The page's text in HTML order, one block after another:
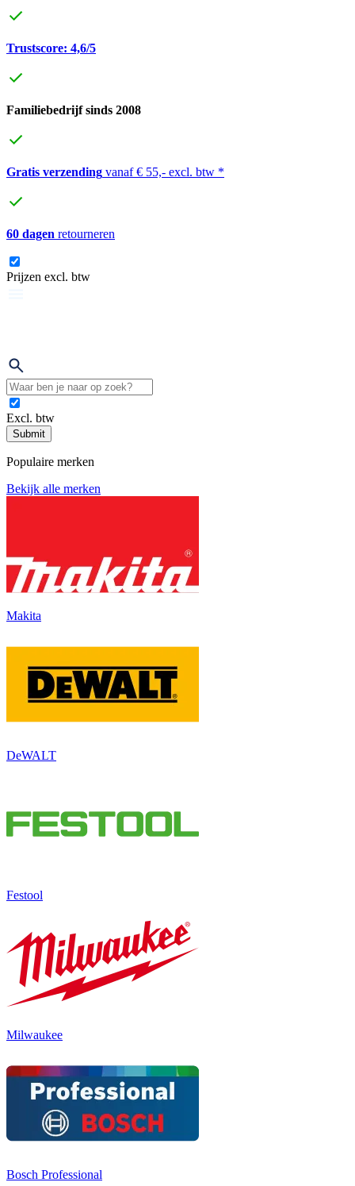
Trustscore: 4,6/5
Familiebedrijf sinds 2008
Gratis verzending vanaf € 55,- excl. btw *
60 dagen retourneren
Prijzen excl. btw
Excl. btw
Submit
Populaire merken
Bekijk alle merken
Makita
DeWALT
Festool
Milwaukee
Bosch Professional